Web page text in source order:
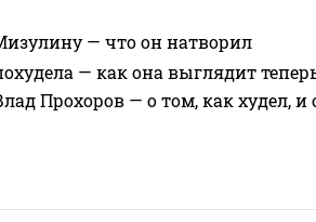
— что он натворил
— как она выглядит
Прохоров — о том, как худел, и